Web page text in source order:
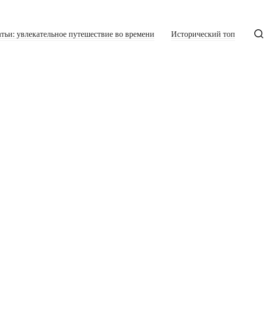
увлекательное путешествие во времени Исторический топ